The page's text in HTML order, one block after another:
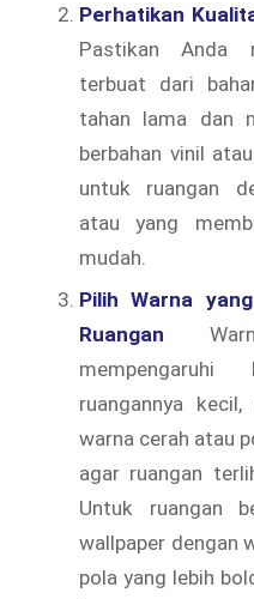
Perhatikan
Pastikan Anda
terbuat dari
tahan lama dan
berbahan vinil
untuk ruangan
atau yang
mudah.
Pilih Warna
Ruangan
ruangannya
warna cerah atau
agar ruangan
Untuk ruangan
wallpaper dengan
pola yang lebih